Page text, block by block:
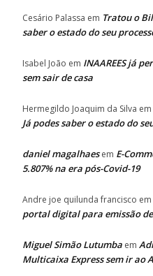
Cesário Palassa em Tratou o
saber o estado do seu
Isabel João em INAAREES já
sem sair de casa
Hermegildo Joaquim da Silva em
Já podes saber o estado do
daniel magalhaesem E-
5.807% na era pós-Covid-19
Andre joe quilunda francisco em
portal digital para emissão
Miguel Simão Lutumba em
Multicaixa Express sem ir ao